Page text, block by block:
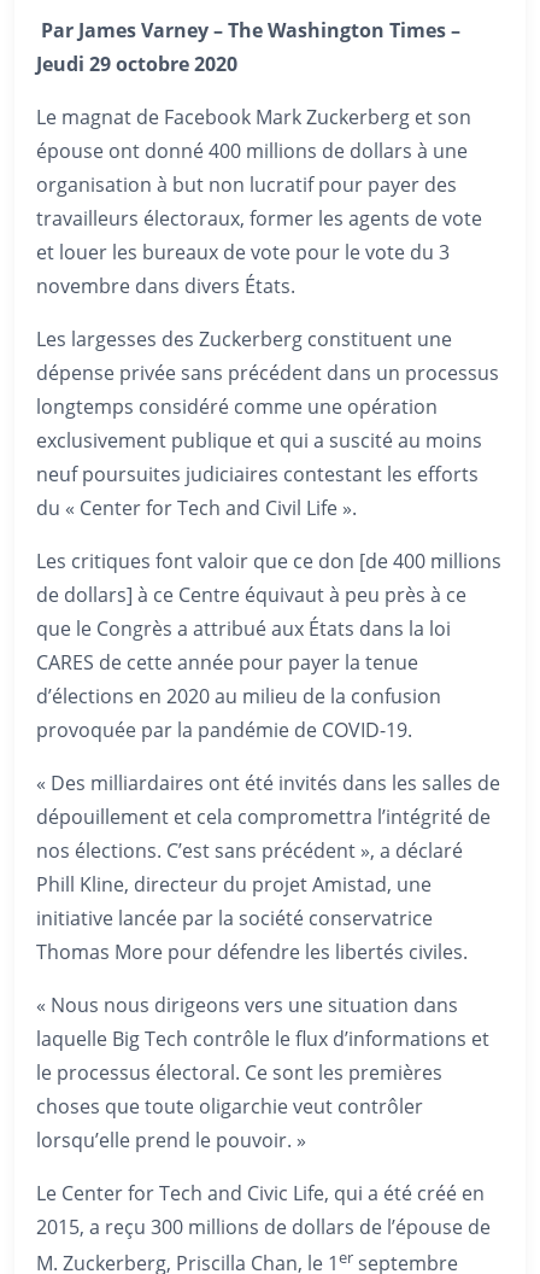
Par James Varney – The Washington Times –
Jeudi 29 octobre 2020
Le magnat de Facebook Mark Zuckerberg et son
épouse ont donné 400 millions de dollars à une
organisation à but non lucratif pour payer des
travailleurs électoraux, former les agents de vote
et louer les bureaux de vote pour le vote du 3
novembre dans divers États.
Les largesses des Zuckerberg constituent une
dépense privée sans précédent dans un processus
longtemps considéré comme une opération
exclusivement publique et qui a suscité au moins
neuf poursuites judiciaires contestant les efforts
du « Center for Tech and Civil Life ».
Les critiques font valoir que ce don [de 400 millions
de dollars] à ce Centre équivaut à peu près à ce
que le Congrès a attribué aux États dans la loi
CARES de cette année pour payer la tenue
d’élections en 2020 au milieu de la confusion
provoquée par la pandémie de COVID-19.
« Des milliardaires ont été invités dans les salles de
dépouillement et cela compromettra l’intégrité de
nos élections. C’est sans précédent », a déclaré
Phill Kline, directeur du projet Amistad, une
initiative lancée par la société conservatrice
Thomas More pour défendre les libertés civiles.
« Nous nous dirigeons vers une situation dans
laquelle Big Tech contrôle le flux d’informations et
le processus électoral. Ce sont les premières
choses que toute oligarchie veut contrôler
lorsqu’elle prend le pouvoir. »
Le Center for Tech and Civic Life, qui a été créé en
2015, a reçu 300 millions de dollars de l’épouse de
M. Zuckerberg, Priscilla Chan, le 1er septembre